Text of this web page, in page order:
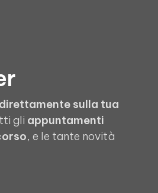
direttamente sulla tua
gli appuntamenti
, e le tante novità